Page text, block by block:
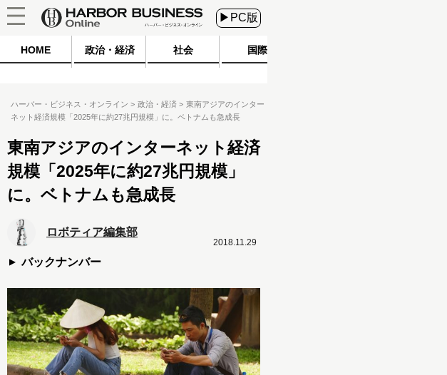
▶PC版
HOME 政治・経済 社会 国際
ハーバー・ビジネス・オンライン 政治・経済
東南アジアのインター
ネット経済規模「2025年に約27兆円規模」に。ベトナムも急成長
東南アジアのインターネット経済
規模「2025年に約27兆円規模」
に。ベトナムも急成長
ロボティア編集部
バックナンバー
2018.11.29